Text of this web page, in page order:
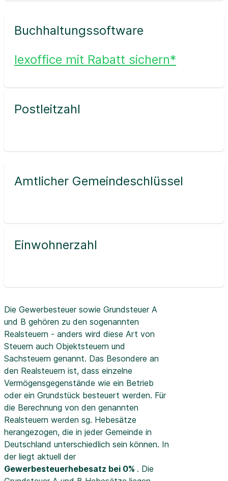
Buchhaltungssoftware
lexoffice mit Rabatt sichern*
Postleitzahl
Amtlicher Gemeindeschlüssel
Einwohnerzahl
Die Gewerbesteuer sowie Grundsteuer A
und B gehören zu den sogenannten
Realsteuern - anders wird diese Art von
Steuern auch Objektsteuern und
Sachsteuern genannt. Das Besondere an
den Realsteuern ist, dass einzelne
Vermögensgegenstände wie ein Betrieb
oder ein Grundstück besteuert werden. Für
die Berechnung von den genannten
Realsteuern werden sg. Hebesätze
herangezogen, die in jeder Gemeinde in
Deutschland unterschiedlich sein können. In
der liegt aktuell der
Gewerbesteuerhebesatz bei 0% . Die